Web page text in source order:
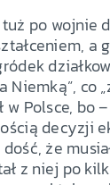
po wojnie
a
Niemką”, co
w Polsce, bo
decyzji
że
z niej po